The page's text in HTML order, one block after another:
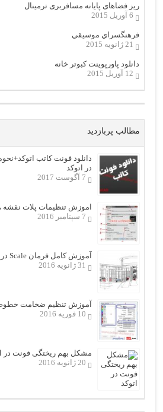
ریز فضاهای پایانه مسافربری ترمینال
6 آوریل 2015
فرهنگسراي موسيقي
21 ژانویه 2015
دانلود پاورپوینت کبوتر خانه
12 آوریل 2015
مطالب پربازدید
دانلود فونت کاتب
در اتوکد
7 آگوست 2017
اموزش تنظیمات پلات نقشه
7 سپتامبر 2016
آموزش کامل فرمان Scale در اتوکد
31 ژانویه 2016
آموزش تنظیم ضخامت خطوط
10 فوریه 2016
مشکل بهم ریختگی فونت در
20 ژانویه 2016